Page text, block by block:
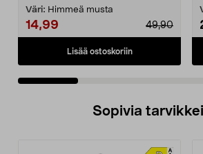
Väri: Himmeä musta
14,99 49,90
Lisää ostoskoriin
Sopivia